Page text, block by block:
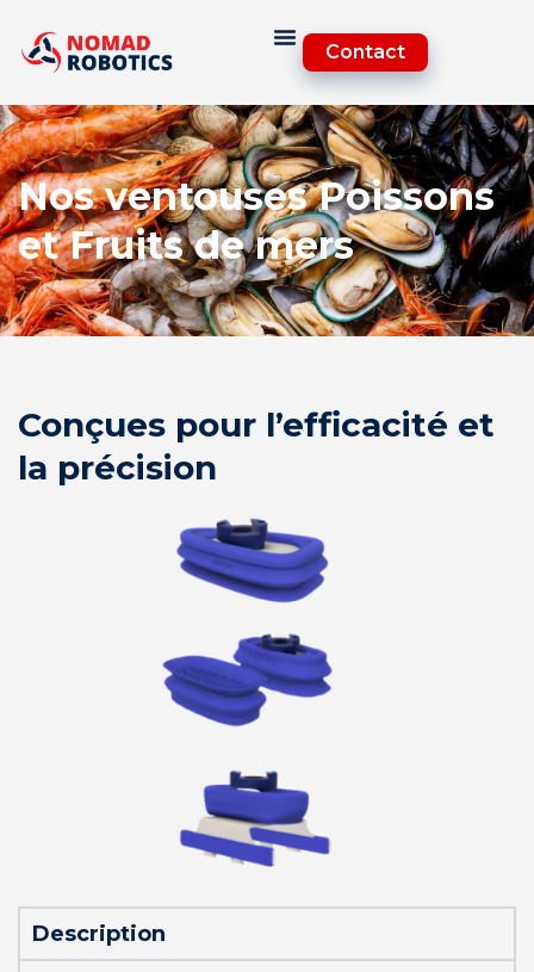
Contact
Nos ventouses Poissons
et Fruits de mers
Conçues pour l’efficacité et
la précision
Description